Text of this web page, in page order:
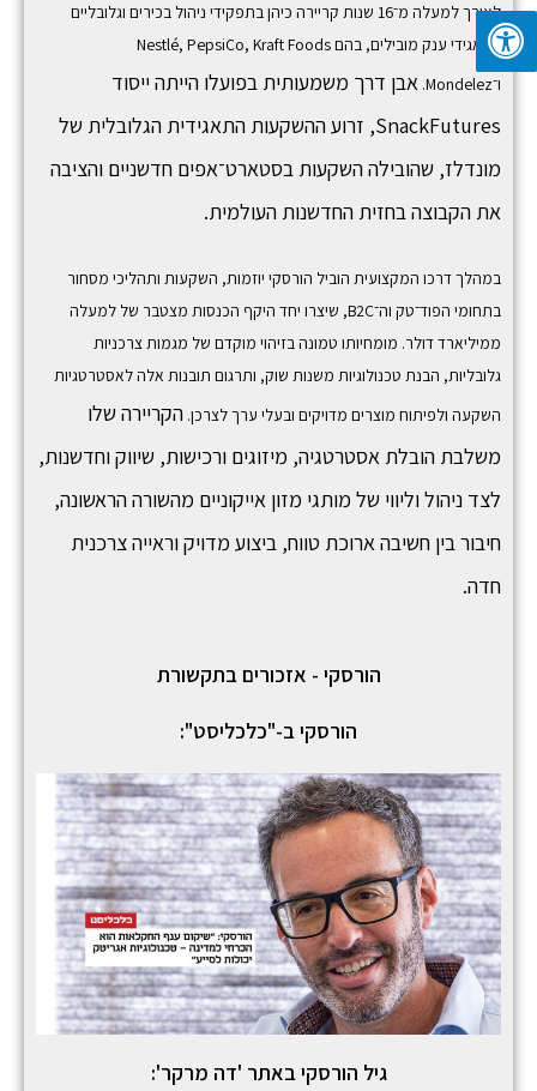
לאורך למעלה מ־16 שנות קריירה כיהן בתפקידי ניהול בכירים וגלובליים
בתאגידי ענק מובילים, בהם
Nestlé, PepsiCo, Kraft Foods
ו־Mondelez
. אבן דרך משמעותית בפועלו הייתה ייסוד
SnackFutures, זרוע ההשקעות התאגידית הגלובלית של
מונדלז, שהובילה השקעות בסטארט־אפים חדשניים והציבה
את הקבוצה בחזית החדשנות העולמית.
במהלך דרכו המקצועית הוביל הורסקי יוזמות, השקעות ותהליכי מסחור
בתחומי הפוד־טק וה־B2C, שיצרו יחד היקף הכנסות מצטבר של למעלה
ממיליארד דולר. מומחיותו טמונה בזיהוי מוקדם של מגמות צרכניות
גלובליות, הבנת טכנולוגיות משנות שוק, ותרגום תובנות אלה לאסטרטגיות
השקעה ולפיתוח מוצרים מדויקים ובעלי ערך לצרכן. הקריירה שלו
משלבת הובלת אסטרטגיה, מיזוגים ורכישות, שיווק וחדשנות,
לצד ניהול וליווי של מותגי מזון אייקוניים מהשורה הראשונה,
חיבור בין חשיבה ארוכת טווח, ביצוע מדויק וראייה צרכנית
חדה.
הורסקי - אזכורים בתקשורת
הורסקי ב-"כלכליסט":
גיל הורסקי באתר 'דה מרקר':